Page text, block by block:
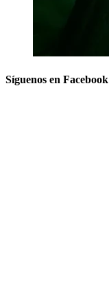
Síguenos en Facebook